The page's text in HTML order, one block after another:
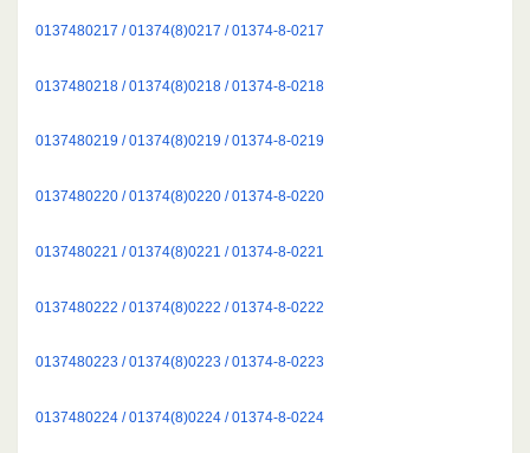
0137480217 / 01374(8)0217 / 01374-8-0217
0137480218 / 01374(8)0218 / 01374-8-0218
0137480219 / 01374(8)0219 / 01374-8-0219
0137480220 / 01374(8)0220 / 01374-8-0220
0137480221 / 01374(8)0221 / 01374-8-0221
0137480222 / 01374(8)0222 / 01374-8-0222
0137480223 / 01374(8)0223 / 01374-8-0223
0137480224 / 01374(8)0224 / 01374-8-0224